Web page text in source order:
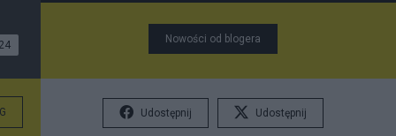
24 Nowości od blogera
Udostępnij Udostępnij